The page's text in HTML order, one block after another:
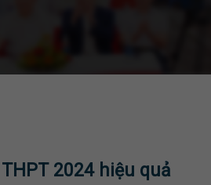
2024 hiệu quả